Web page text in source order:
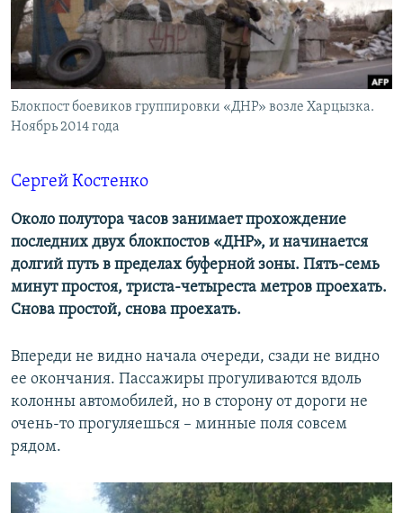
ПОБЕДИТЕЛЕЙ НЕ СУДЯТ?
КРЫМ.НЕПОКОРЕННЫЙ
ELIFBE
УКРАИНСКАЯ ПРОБЛЕМА КРЫМА
ПРИСОЕДИНЯЙТЕСЬ!
Все сайты RFE/RL
Блокпост боевиков группировки «ДНР» возле Харцызка.
Ноябрь 2014 года
Сергей Костенко
Около полутора часов занимает прохождение
последних двух блокпостов «ДНР», и начинается
долгий путь в пределах буферной зоны. Пять-семь
минут простоя, триста-четыреста метров проехать.
Снова простой, снова проехать.
Впереди не видно начала очереди, сзади не видно
ее окончания. Пассажиры прогуливаются вдоль
колонны автомобилей, но в сторону от дороги не
очень-то прогуляешься – минные поля совсем
рядом.